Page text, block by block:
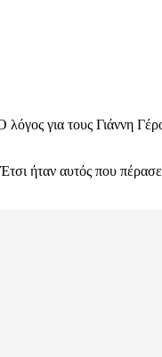
για τους Γιάννη
ήταν αυτός που